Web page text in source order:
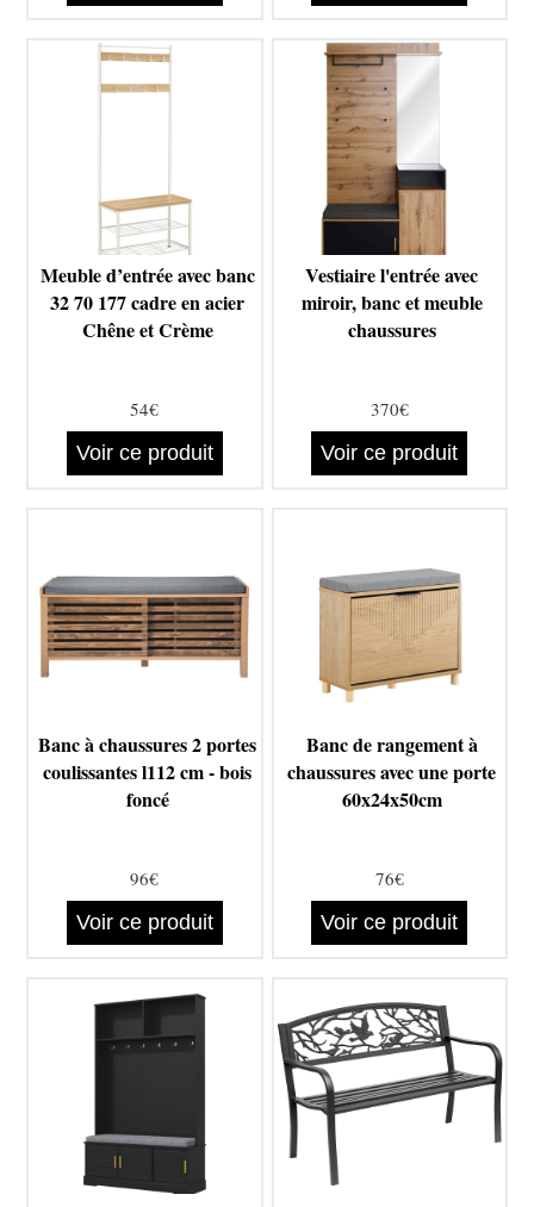
Meuble d’entrée avec banc
32 70 177 cadre en acier
Chêne et Crème
54€
Voir ce produit
Vestiaire l'entrée avec
miroir, banc et meuble
chaussures
370€
Voir ce produit
Banc à chaussures 2 portes
coulissantes l112 cm - bois
foncé
96€
Voir ce produit
Banc de rangement à
chaussures avec une porte
60x24x50cm
76€
Voir ce produit